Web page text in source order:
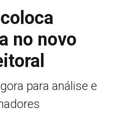
no novo
para análise e